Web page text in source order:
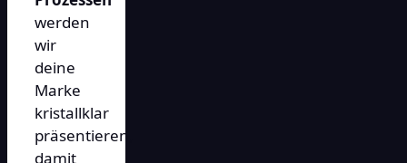
werden
wir
deine
Marke
kristallklar
präsentieren,
damit